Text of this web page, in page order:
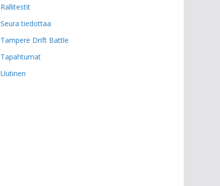
Rallitestit
Seura tiedottaa
Tampere Drift Battle
Tapahtumat
Uutinen